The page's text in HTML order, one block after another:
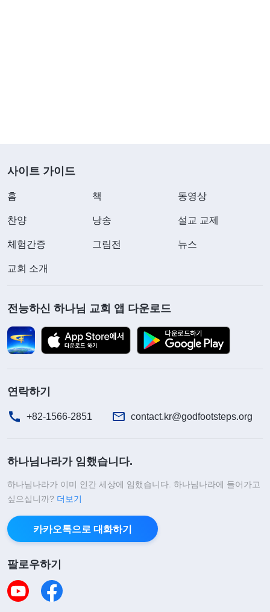
사이트 가이드
홈 책 동영상
찬양 낭송 설교 교제
체험간증 그림전 뉴스
교회 소개
전능하신 하나님 교회 앱 다운로드
연락하기
+82-1566-2851 contact.kr@godfootsteps.org
하나님나라가 임했습니다.
하나님나라가 이미 인간 세상에 임했습니다. 하나님나라에 들어가고
싶으십니까? 더보기
카카오톡으로 대화하기
팔로우하기